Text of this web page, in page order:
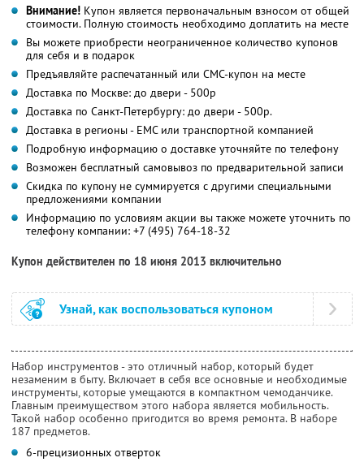
Внимание! Купон является первоначальным взносом от общей
стоимости. Полную стоимость необходимо доплатить на месте
Вы можете приобрести неограниченное количество купонов
для себя и в подарок
Предъявляйте распечатанный или СМС-купон на месте
Доставка по Москве: до двери - 500р
Доставка по Санкт-Петербургу: до двери - 500р.
Доставка в регионы - ЕМС или транспортной компанией
Подробную информацию о доставке уточняйте по телефону
Возможен бесплатный самовывоз по предварительной записи
Скидка по купону не суммируется с другими специальными
предложениями компании
Информацию по условиям акции вы также можете уточнить по
телефону компании: +7 (495) 764-18-32
Купон действителен по 18 июня 2013 включительно
Узнай, как воспользоваться купоном
Набор инструментов - это отличный набор, который будет
незаменим в быту. Включает в себя все основные и необходимые
инструменты, которые умещаются в компактном чемоданчике.
Главным преимуществом этого набора является мобильность.
Такой набор особенно пригодится во время ремонта. В наборе
187 предметов.
6-прецизионных отверток